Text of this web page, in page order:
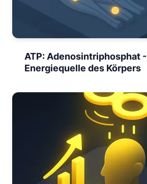
ATP: Adenosintriphosphat -
Energiequelle des Körpers